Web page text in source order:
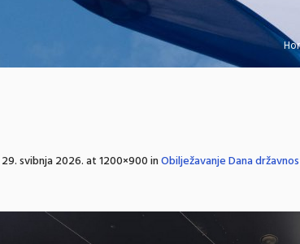
29. svibnja 2026.at 1200×900 inObilježavanje Dana